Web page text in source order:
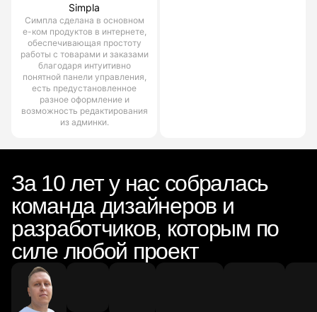
Simpla
Симпла сделана в основном
е-ком продуктов в интернете,
обеспечивающая простоту
работы с товарами и заказами
благодаря интуитивно
понятной панели управления,
есть предустановленное
разное оформление и
возможность редактирования
из админки.
За 10 лет у нас собралась
команда дизайнеров и
разработчиков, которым по
силе любой проект